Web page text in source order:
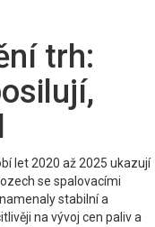
trh:
let 2020 až 2025 ukazují
se spalovacími
stabilní a
na vývoj cen paliv a